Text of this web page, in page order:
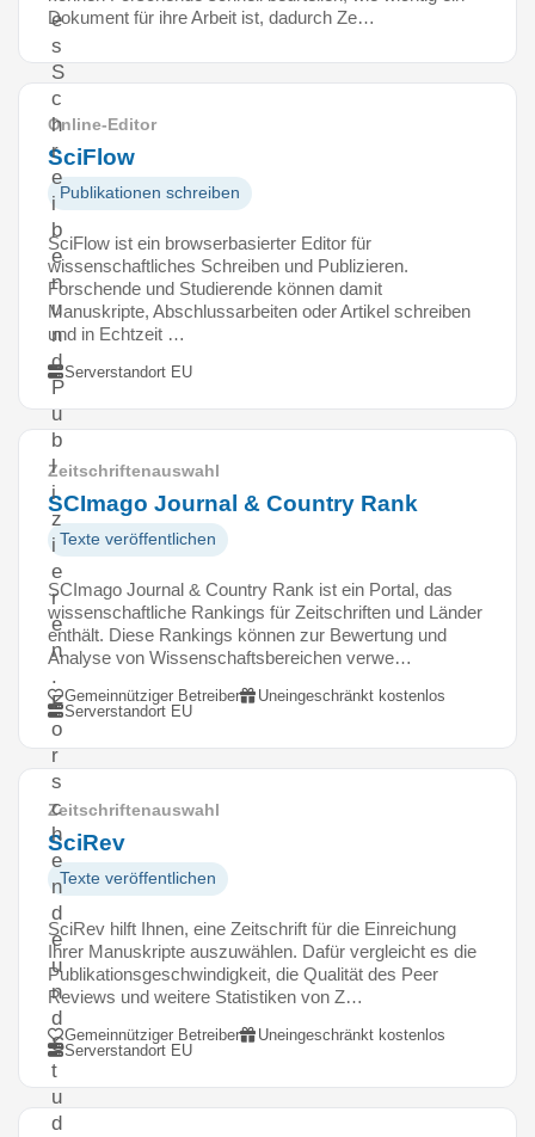
e
s
S
c
h
r
e
i
b
e
n
u
n
d
P
u
b
l
i
z
i
e
r
e
n
.
F
o
r
s
c
h
e
n
d
e
u
n
d
S
t
u
d
Dokument für ihre Arbeit ist, dadurch Ze…
Online-Editor
SciFlow
Publikationen schreiben
SciFlow ist ein browserbasierter Editor für
wissenschaftliches Schreiben und Publizieren.
Forschende und Studierende können damit
Manuskripte, Abschlussarbeiten oder Artikel schreiben
und in Echtzeit …
Serverstandort EU
Zeitschriftenauswahl
SCImago Journal & Country Rank
Texte veröffentlichen
SCImago Journal & Country Rank ist ein Portal, das
wissenschaftliche Rankings für Zeitschriften und Länder
enthält. Diese Rankings können zur Bewertung und
Analyse von Wissenschaftsbereichen verwe…
Gemeinnütziger Betreiber
Uneingeschränkt kostenlos
Serverstandort EU
Zeitschriftenauswahl
SciRev
Texte veröffentlichen
SciRev hilft Ihnen, eine Zeitschrift für die Einreichung
Ihrer Manuskripte auszuwählen. Dafür vergleicht es die
Publikationsgeschwindigkeit, die Qualität des Peer
Reviews und weitere Statistiken von Z…
Gemeinnütziger Betreiber
Uneingeschränkt kostenlos
Serverstandort EU